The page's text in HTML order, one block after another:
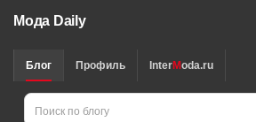
Мода Daily
Блог Профиль InterModa.ru